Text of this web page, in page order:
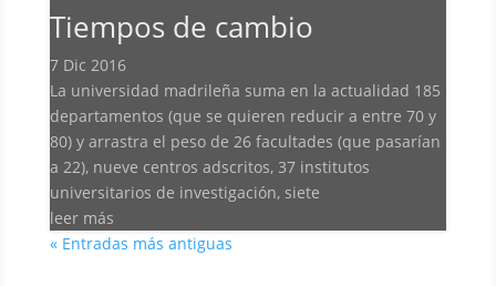
Tiempos de cambio
7 Dic 2016
La universidad madrileña suma en la actualidad 185
departamentos (que se quieren reducir a entre 70 y
80) y arrastra el peso de 26 facultades (que pasarían
a 22), nueve centros adscritos, 37 institutos
universitarios de investigación, siete
leer más
« Entradas más antiguas